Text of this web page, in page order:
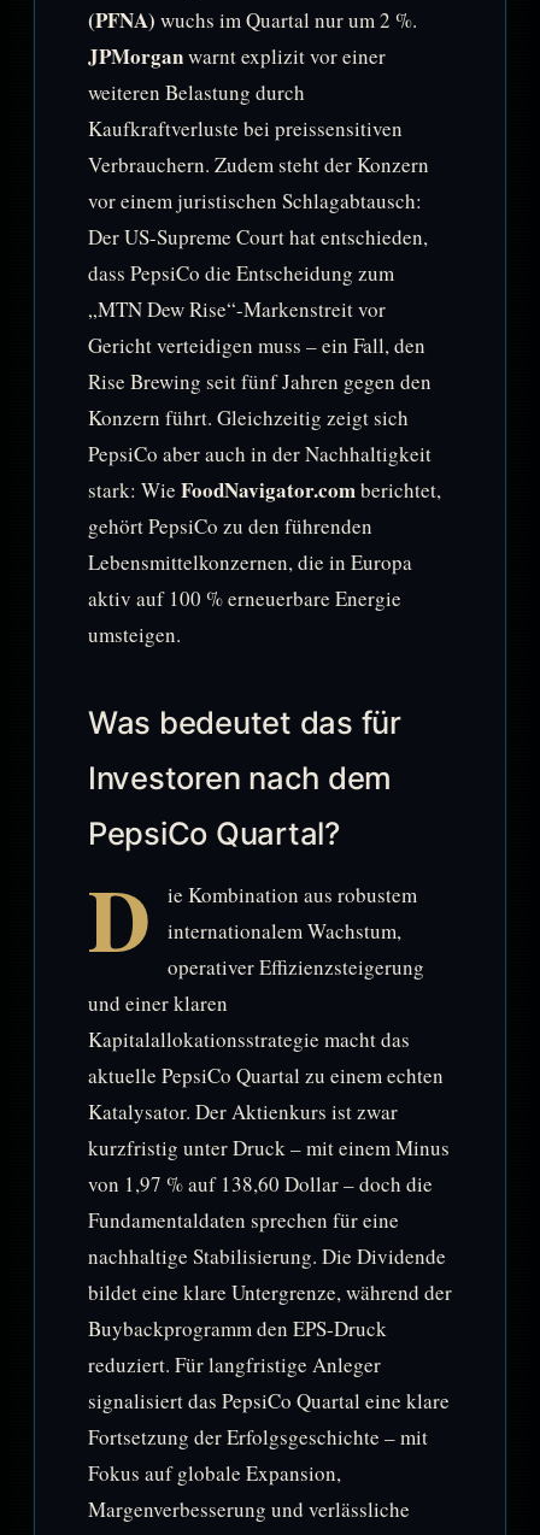
(PFNA) wuchs im Quartal nur um 2 %.
JPMorganwarnt explizit vor einer
weiteren Belastung durch
Kaufkraftverluste bei preissensitiven
Verbrauchern. Zudem steht der Konzern
vor einem juristischen Schlagabtausch:
Der US-Supreme Court hat entschieden,
dass PepsiCo die Entscheidung zum
„MTN Dew Rise“-Markenstreit vor
Gericht verteidigen muss – ein Fall, den
Rise Brewing seit fünf Jahren gegen den
Konzern führt. Gleichzeitig zeigt sich
PepsiCo aber auch in der Nachhaltigkeit
stark: Wie FoodNavigator.comberichtet,
gehört PepsiCo zu den führenden
Lebensmittelkonzernen, die in Europa
aktiv auf 100 % erneuerbare Energie
umsteigen.
Was bedeutet das für
Investoren nach dem
PepsiCo Quartal?
D
ie Kombination aus robustem
internationalem Wachstum,
operativer Effizienzsteigerung
und einer klaren
Kapitalallokationsstrategie macht das
aktuelle PepsiCo Quartal zu einem echten
Katalysator. Der Aktienkurs ist zwar
kurzfristig unter Druck – mit einem Minus
von 1,97 % auf 138,60 Dollar – doch die
Fundamentaldaten sprechen für eine
nachhaltige Stabilisierung. Die Dividende
bildet eine klare Untergrenze, während der
Buybackprogramm den EPS-Druck
reduziert. Für langfristige Anleger
signalisiert das PepsiCo Quartal eine klare
Fortsetzung der Erfolgsgeschichte – mit
Fokus auf globale Expansion,
Margenverbesserung und verlässliche